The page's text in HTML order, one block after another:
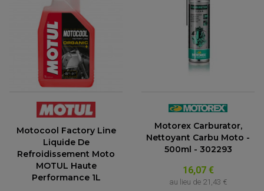
Motocool Factory Line
Liquide De
Refroidissement Moto
MOTUL Haute
Performance 1L
Motorex Carburator,
Nettoyant Carbu Moto -
500ml - 302293
16,07 €
au lieu de 21,43 €